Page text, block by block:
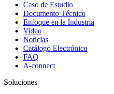
Caso de Estudio
Documento Técnico
Enfoque en la Industria
Video
Noticias
Catálogo Electrónico
FAQ
A-connect
Soluciones